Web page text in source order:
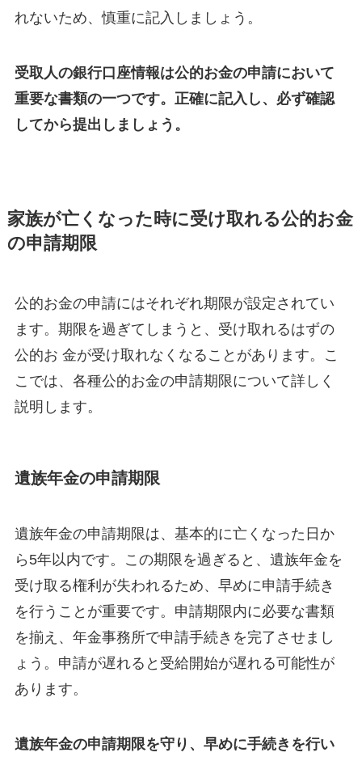
れないため、慎重に記入しましょう。
受取人の銀行口座情報は公的お金の申請において
重要な書類の一つです。正確に記入し、必ず確認
してから提出しましょう。
家族が亡くなった時に受け取れる公的お金
の申請期限
公的お金の申請にはそれぞれ期限が設定されてい
ます。期限を過ぎてしまうと、受け取れるはずの
公的お 金が受け取れなくなることがあります。こ
こでは、各種公的お金の申請期限について詳しく
説明します。
遺族年金の申請期限
遺族年金の申請期限は、基本的に亡くなった日か
ら5年以内です。この期限を過ぎると、遺族年金を
受け取る権利が失われるため、早めに申請手続き
を行うことが重要です。申請期限内に必要な書類
を揃え、年金事務所で申請手続きを完了させまし
ょう。申請が遅れると受給開始が遅れる可能性が
あります。
遺族年金の申請期限を守り、早めに手続きを行い